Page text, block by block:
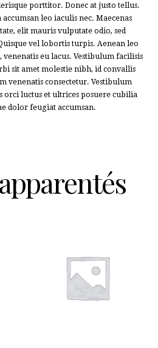
porttitor. Donec at justo tellus.
leo iaculis nec. Maecenas
elit mauris vulputate odio, sed
vel lobortis turpis. Aenean leo
eu lacus. Vestibulum facilisis
sit amet molestie nibh, id convallis
venenatis consectetur. Vestibulum
orci luctus et ultrices posuere cubilia
dolor feugiat accumsan.